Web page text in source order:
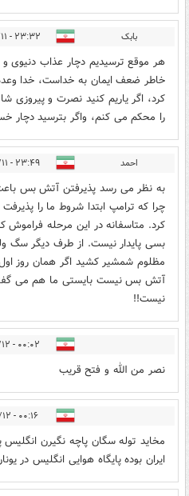
بابک ۲۳:۳۲ - ۱۴۰۵/۰۳/۱۱
هر موقع ترسیدیم دچار عذاب دنیوی
خاطر ضعف ایمان به خداست، خدا وعده
کرد، اگر یاریم کنید نصرت و پیروزی
را محکم می کنم، واگر بترسید دچار
احمد ۲۳:۴۹ - ۱۴۰۵/۰۳/۱۱
به نظر می رسد پذیرفتن آتش بس
چرا که ترامپ ابتدا شروط ما را
کرد. متاسفانه در این مرحله
بسی پایدار نیست. از طرف دیگر سگ
مظلوم شمشیر کشید اگر همان روز
آتش بس نیست بایستی ما هم می
نیست!!
۰۰:۰۲ - ۱۴۰۵/۰۳/۱۲
نصر من الله و فتح قریب
۰۰:۱۶ - ۱۴۰۵/۰۳/۱۲
مخاید توله سگان پاچه نگیرن انگلیس
ایران بوده پایگاه هوایی انگلیس در